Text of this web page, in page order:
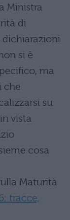
Ministra
di
dichiarazioni
si è
ma
che
su
vista
cosa
Maturità
tracce,